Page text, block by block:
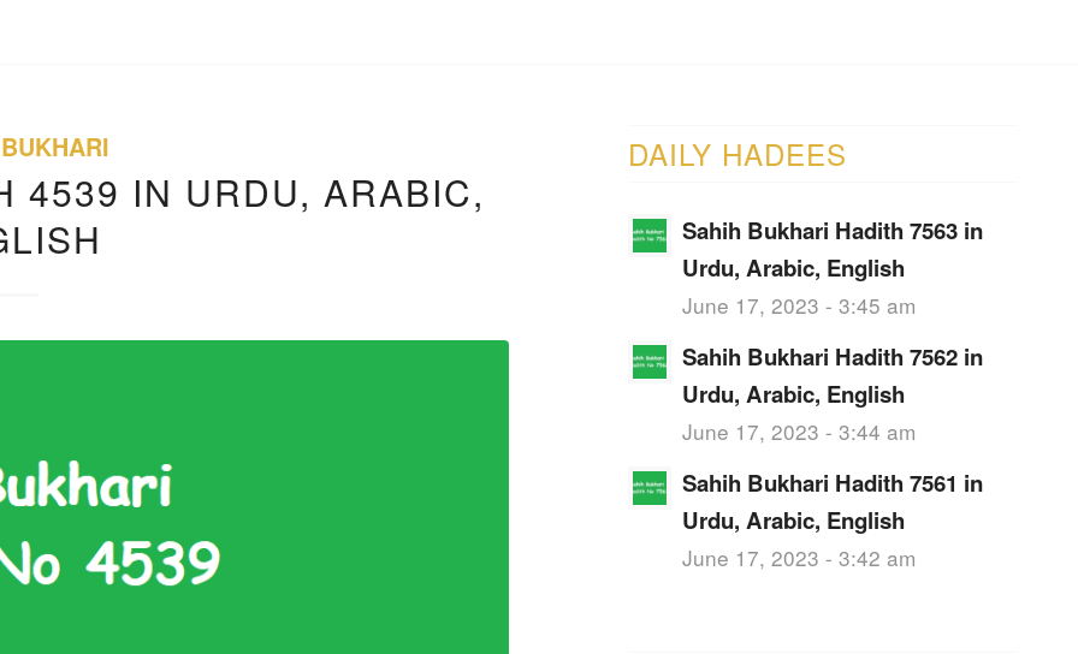
4539 IN URDU, ARABIC,
DAILY HADEES
Sahih Bukhari Hadith 7563 in
Urdu, Arabic, English
June 17, 2023 - 3:45 am
Sahih Bukhari Hadith 7562 in
Urdu, Arabic, English
June 17, 2023 - 3:44 am
Sahih Bukhari Hadith 7561 in
Urdu, Arabic, English
June 17, 2023 - 3:42 am